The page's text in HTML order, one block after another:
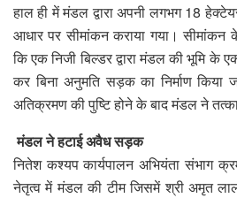
हाल ही में मंडल द्वारा अपनी लगभग 18
आधार पर सीमांकन कराया गया। सीमांकन
कि एक निजी बिल्डर द्वारा मंडल की भूमि
कर बिना अनुमति सड़क का निर्माण किया
अतिक्रमण की पुष्टि होने के बाद मंडल ने
मंडल ने हटाई अवैध सड़क
नितेश कश्यप कार्यपालन अभियंता संभाग
नेतृत्व में मंडल की टीम जिसमें श्री अमृत